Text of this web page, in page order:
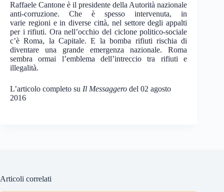
Raffaele Cantone è il presidente della Autorità nazionale
anti-corruzione. Che è spesso intervenuta, in
varie regioni e in diverse città, nel settore degli appalti
per i rifiuti. Ora nell’occhio del ciclone politico-sociale
c’è Roma, la Capitale. E la bomba rifiuti rischia di
diventare una grande emergenza nazionale. Roma
sembra ormai l’emblema dell’intreccio tra rifiuti e
illegalità.
L’articolo completo su Il Messaggero del 02 agosto
2016
Articoli correlati